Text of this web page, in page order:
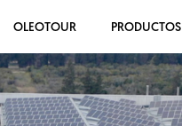
OLEOTOUR PRODUCTOS